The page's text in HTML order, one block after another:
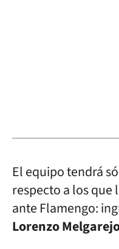
El equipo tendrá
respecto a los
ante Flamengo:
Lorenzo